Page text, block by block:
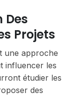
Des
Projets
une approche
influencer les
étudier les
des